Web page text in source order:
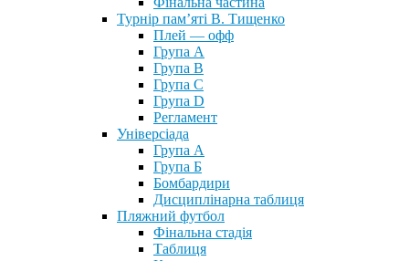
Турнір пам’яті В. Тищенко
Плей — офф
Група А
Група B
Група С
Група D
Регламент
Універсіада
Група А
Група Б
Бомбардири
Дисциплінарна таблиця
Пляжний футбол
Фінальна стадія
Таблиця